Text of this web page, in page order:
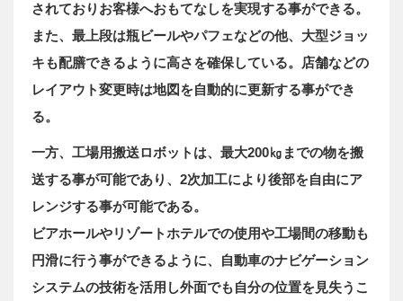
されておりお客様へおもてなしを実現する事ができる。
また、最上段は瓶ビールやパフェなどの他、大型ジョッ
キも配膳できるように高さを確保している。店舗などの
レイアウト変更時は地図を自動的に更新する事ができ
る。
一方、工場用搬送ロボットは、最大200㎏までの物を搬
送する事が可能であり、2次加工により後部を自由にア
レンジする事が可能である。
ビアホールやリゾートホテルでの使用や工場間の移動も
円滑に行う事ができるように、自動車のナビゲーション
システムの技術を活用し外面でも自分の位置を見失うこ